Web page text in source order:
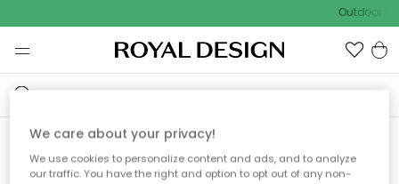
Outdoor
Emme valitettavasti löydä
We care about your privacy!
We use cookies to personalize content and ads, and to analyze
our traffic. You have the right and option to opt out of any non-